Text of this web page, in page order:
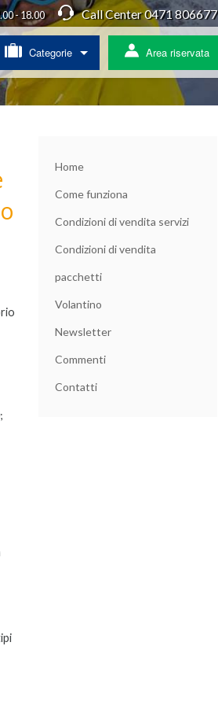
- 18.00 Call Center 0471 806677
Categorie Area riservata
Home
Come funziona
Condizioni di vendita servizi
Condizioni di vendita
pacchetti
Volantino
Newsletter
Commenti
Contatti